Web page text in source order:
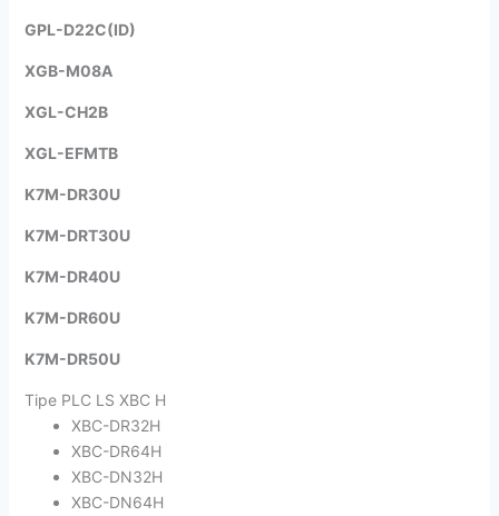
GPL-D22C(ID)
XGB-M08A
XGL-CH2B
XGL-EFMTB
K7M-DR30U
K7M-DRT30U
K7M-DR40U
K7M-DR60U
K7M-DR50U
Tipe PLC LS XBC H
XBC-DR32H
XBC-DR64H
XBC-DN32H
XBC-DN64H